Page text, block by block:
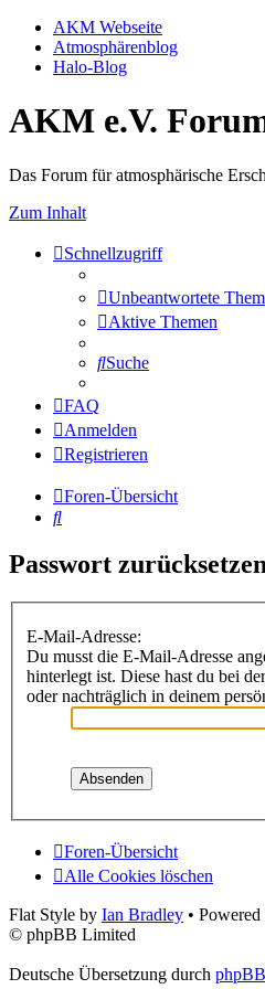
AKM Webseite
Atmosphärenblog
Halo-Blog
AKM e.V.
Das Forum für atmosphärische
Zum Inhalt
Schnellzugriff
Unbeantwortete
Aktive Themen
Suche
FAQ
Anmelden
Registrieren
Foren-Übersicht
Suche
Passwort zurücksetzen
E-Mail-Adresse:
Du musst die E-Mail-Adresse
hinterlegt ist. Diese hast du bei
oder nachträglich in deinem
Foren-Übersicht
Alle Cookies löschen
Flat Style by Ian Bradley •
© phpBB Limited
Deutsche Übersetzung durch